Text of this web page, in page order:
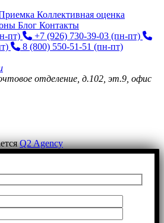
Коллективная оценка
Блог Контакты
пт) +7 (926) 730-39-03 (пн-пт)
8 (800) 550-51-51 (пн-пт)
отделение, д.102, эт.9, офис
Q2 Agency